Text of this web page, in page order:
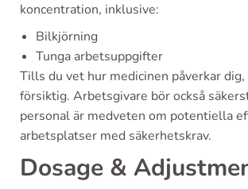
koncentration, inklusive:
Bilkjörning
Tunga arbetsuppgifter
Tills du vet hur medicinen påverkar dig,
försiktig. Arbetsgivare bör också
personal är medveten om potentiella
arbetsplatser med säkerhetskrav.
Dosage &